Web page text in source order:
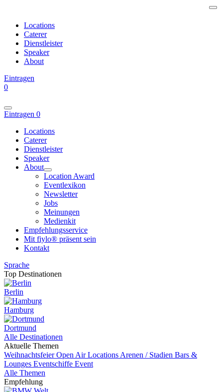
Locations
Caterer
Dienstleister
Speaker
About
Eintragen
0
Eintragen 0
Locations
Caterer
Dienstleister
Speaker
About
Location Award
Eventlexikon
Newsletter
Jobs
Meinungen
Medienkit
Empfehlungsservice
Mit fiylo® präsent sein
Kontakt
Sprache
Top Destinationen
Berlin
Hamburg
Dortmund
Alle Destinationen
Aktuelle Themen
WeihnachtsfeierOpen Air Locations Arenen / Stadien Bars &
Lounges Eventschiffe Event
Alle Themen
Empfehlung